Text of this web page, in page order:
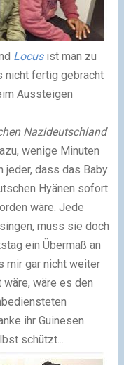
Locusist man zu
nicht fertig gebracht
Aussteigen
Nazideutschland
wenige Minuten
jeder, dass das Baby
Hyänen sofort
wäre. Jede
muss sie doch
ein Übermaß an
mir gar nicht weiter
wäre es den
ihr Guinesen.
schützt...